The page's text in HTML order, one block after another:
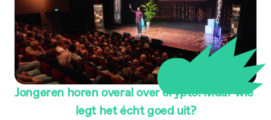
Jongeren horen overal over crypto. Maar wie
legt het écht goed uit?